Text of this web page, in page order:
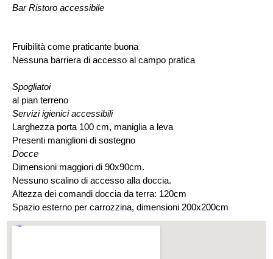
Bar Ristoro accessibile
Fruibilità come praticante buona
Nessuna barriera di accesso al campo pratica
Spogliatoi
al pian terreno
Servizi igienici accessibili
Larghezza porta 100 cm, maniglia a leva
Presenti maniglioni di sostegno
Docce
Dimensioni maggiori di 90x90cm.
Nessuno scalino di accesso alla doccia.
Altezza dei comandi doccia da terra: 120cm
Spazio esterno per carrozzina, dimensioni 200x200cm